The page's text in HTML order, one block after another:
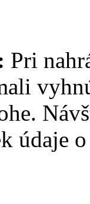
Pri
údaje